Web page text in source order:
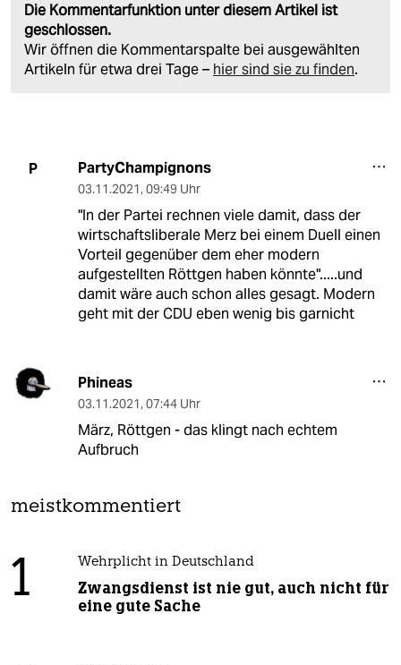
Die Kommentarfunktion unter diesem Artikel ist
geschlossen.
Wir öffnen die Kommentarspalte bei ausgewählten
Artikeln für etwa drei Tage – hier sind sie zu finden.
P PartyChampignons
03.11.2021, 09:49 Uhr
"In der Partei rechnen viele damit, dass der
wirtschaftsliberale Merz bei einem Duell einen
Vorteil gegenüber dem eher modern
aufgestellten Röttgen haben könnte".....und
damit wäre auch schon alles gesagt. Modern
geht mit der CDU eben wenig bis garnicht
Phineas
03.11.2021, 07:44 Uhr
März, Röttgen - das klingt nach echtem
Aufbruch
meistkommentiert
1 Wehrplicht in Deutschland
Zwangsdienst ist nie gut, auch nicht für
eine gute Sache